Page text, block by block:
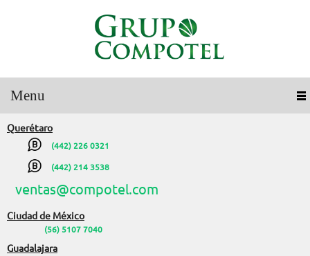
Menu
Querétaro
(442) 226 0321
(442) 214 3538
ventas@compotel.com
Ciudad de México
(56) 5107 7040
Guadalajara